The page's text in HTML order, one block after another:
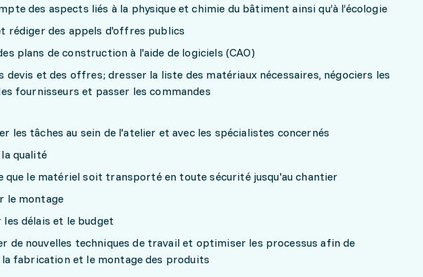
des aspects liés à la physique et chimie du bâtiment ainsi qu’à l’écologie
rédiger des appels d'offres publics
plans de construction à l'aide de logiciels (CAO)
devis et des offres; dresser la liste des matériaux nécessaires, négociers les
fournisseurs et passer les commandes
les tâches au sein de l'atelier et avec les spécialistes concernés
qualité
que le matériel soit transporté en toute sécurité jusqu'au chantier
le montage
les délais et le budget
de nouvelles techniques de travail et optimiser les processus afin de
fabrication et le montage des produits